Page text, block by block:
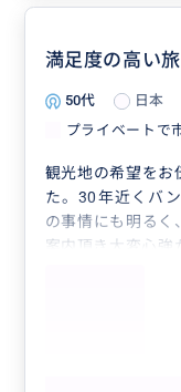
満足度の高い
50代 日本
プライベートで
観光地の希望をお
た。30年近くバ
の事情にも明るく
案内頂き大変心強